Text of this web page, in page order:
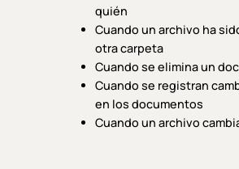
quién
Cuando un archivo ha
otra carpeta
Cuando se elimina un
Cuando se registran
en los documentos
Cuando un archivo